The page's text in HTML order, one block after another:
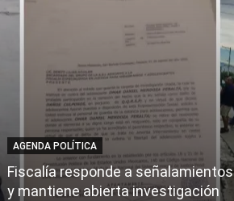
AGENDA POLÍTICA
Fiscalía responde a señalamientos
y mantiene abierta investigación